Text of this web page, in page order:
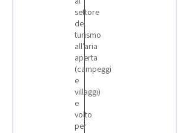
settore
del
turismo
all’aria
aperta
(campeggi
e
villaggi)
e
volto
per